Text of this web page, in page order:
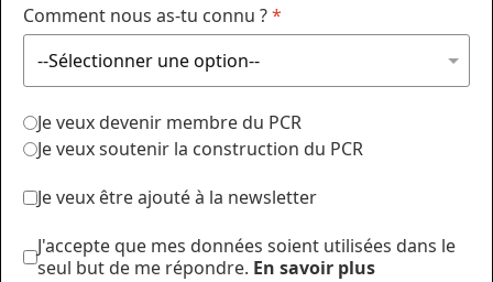
Comment nous as-tu connu ?*
Je veux devenir membre du PCR
Je veux soutenir la construction du PCR
Je veux être ajouté à la newsletter
J'accepte que mes données soient utilisées dans le
seul but de me répondre. En savoir plus